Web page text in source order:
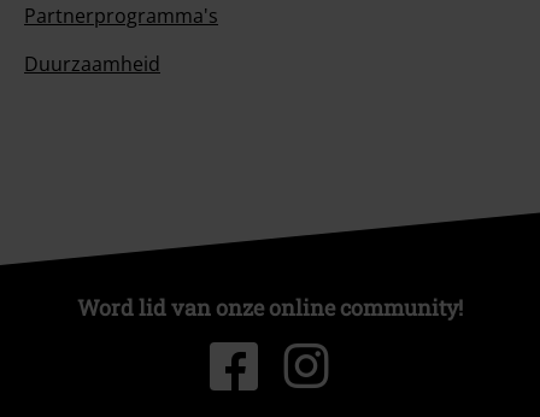
Partnerprogramma's
Duurzaamheid
Word lid van onze online community!